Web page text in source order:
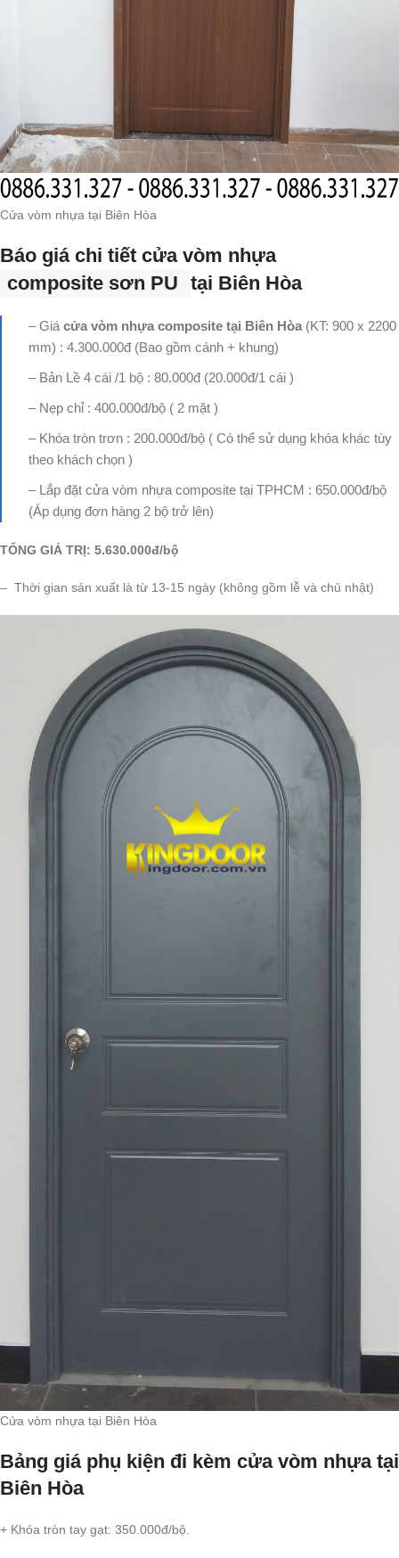
Cửa vòm nhựa tại Biên Hòa
Báo giá chi tiết cửa vòm nhựa
composite sơn PU tại Biên Hòa
– Giá cửa vòm nhựa composite tại Biên Hòa (KT: 900 x 2200
mm) : 4.300.000đ (Bao gồm cánh + khung)
– Bản Lề 4 cái /1 bộ : 80.000đ (20.000đ/1 cái )
– Nẹp chỉ : 400.000đ/bộ ( 2 mặt )
– Khóa tròn trơn : 200.000đ/bộ ( Có thể sử dụng khóa khác tùy
theo khách chọn )
– Lắp đặt cửa vòm nhựa composite tại TPHCM : 650.000đ/bộ
(Áp dụng đơn hàng 2 bộ trở lên)
TỔNG GIÁ TRỊ: 5.630.000đ/bộ
– Thời gian sản xuất là từ 13-15 ngày (không gồm lễ và chủ nhật)
Cửa vòm nhựa tại Biên Hòa
Bảng giá phụ kiện đi kèm cửa vòm nhựa tại
Biên Hòa
+ Khóa tròn tay gạt: 350.000đ/bộ.